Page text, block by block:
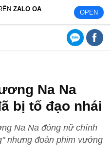
ZALO OA OPEN
Na Na
bị tố đạo nhái
Na Na đóng nữ chính
nhưng đoàn phim vướng